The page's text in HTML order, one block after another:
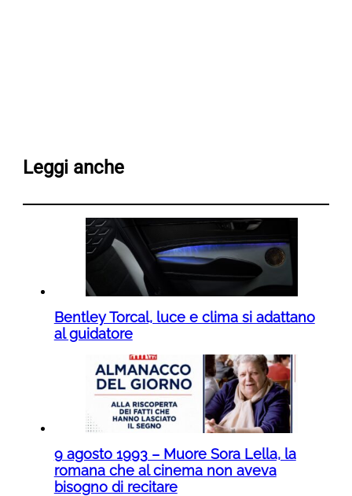
Leggi anche
Bentley Torcal, luce e clima si adattano
al guidatore
9 agosto 1993 – Muore Sora Lella, la
romana che al cinema non aveva
bisogno di recitare